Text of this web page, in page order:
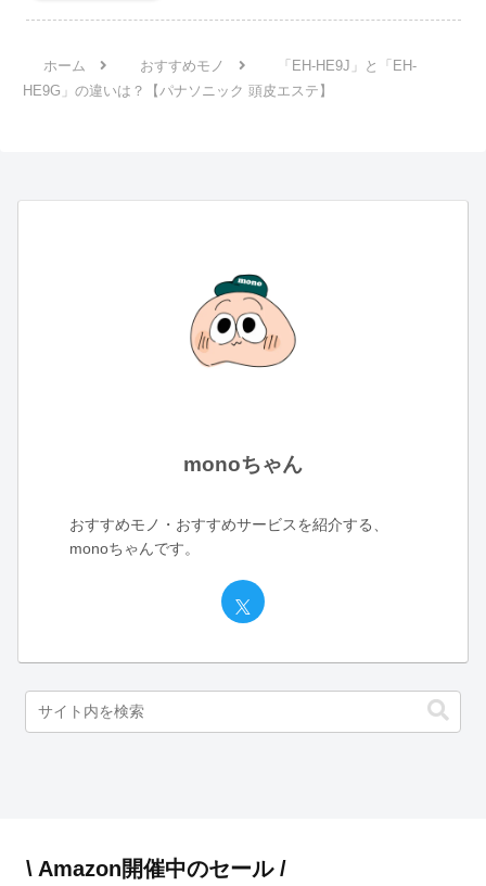
ホーム おすすめモノ
「EH-HE9J」と「EH-
HE9G」の違いは？【パナソニック 頭皮エステ】
monoちゃん
おすすめモノ・おすすめサービスを紹介する、
monoちゃんです。
\ Amazon開催中のセール /